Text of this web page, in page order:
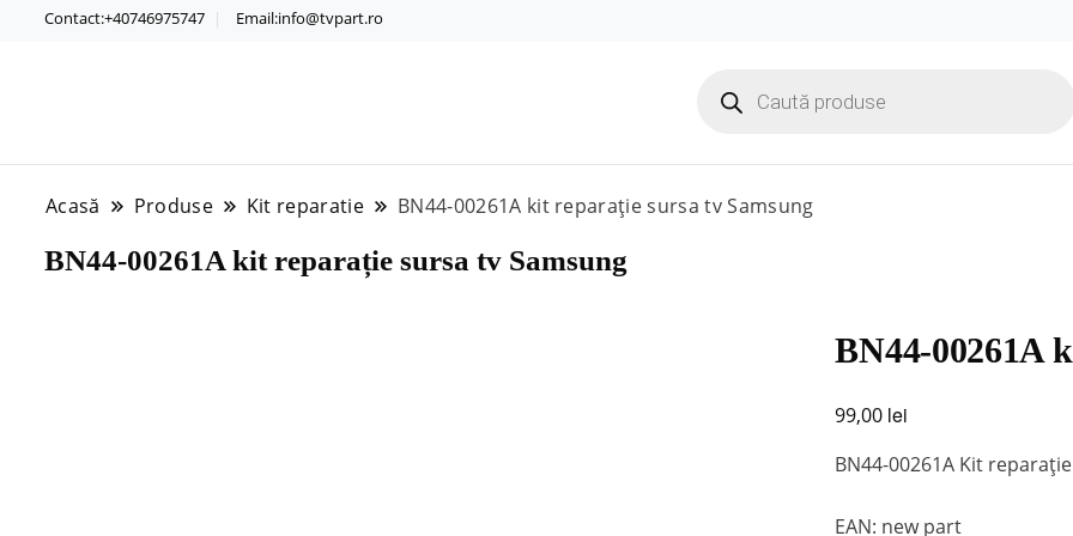
Contact:+40746975747 Email:info@tvpart.ro
search
Acasă Produse Kit reparatie BN44-00261A kit reparație sursa tv Samsung
BN44-00261A kit reparație sursa tv Samsung
BN44-00261A
99,00 lei
BN44-00261A Kit reparație
EAN: new part